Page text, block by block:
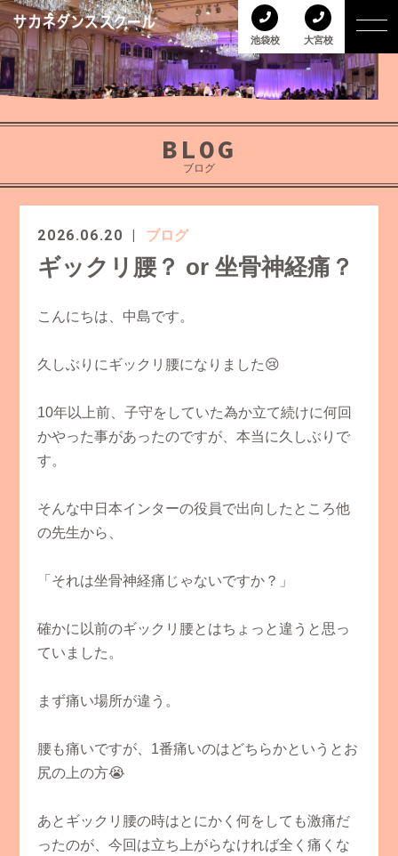
池袋校 大宮校
BLOG
ブログ
2026.06.20 ブログ
ギックリ腰？ or 坐骨神経痛？
こんにちは、中島です。
久しぶりにギックリ腰になりました😢
10年以上前、子守をしていた為か立て続けに何回
かやった事があったのですが、本当に久しぶりで
す。
そんな中日本インターの役員で出向したところ他
の先生から、
「それは坐骨神経痛じゃないですか？」
確かに以前のギックリ腰とはちょっと違うと思っ
ていました。
まず痛い場所が違う。
腰も痛いですが、1番痛いのはどちらかというとお
尻の上の方😭
あとギックリ腰の時はとにかく何をしても激痛だ
ったのが、今回は立ち上がらなければ全く痛くな